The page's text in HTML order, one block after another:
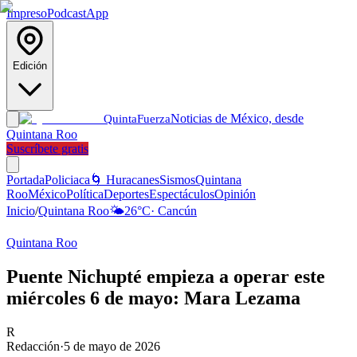
ImpresoPodcastApp
Edición
QuintaFuerzaNoticias de México, desde
Quintana Roo
Suscríbete gratis
PortadaPoliciaca 🌀 HuracanesSismosQuintana
RooMéxicoPolíticaDeportesEspectáculosOpinión
Inicio/Quintana Roo🌤️26°C· Cancún
Quintana Roo
Puente Nichupté empieza a operar este
miércoles 6 de mayo: Mara Lezama
R
Redacción·5 de mayo de 2026